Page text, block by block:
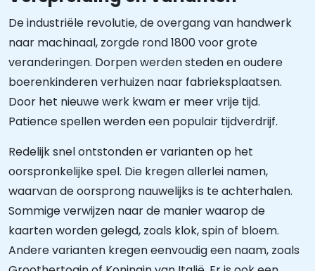
De industriële revolutie, de overgang van handwerk
naar machinaal, zorgde rond 1800 voor grote
veranderingen. Dorpen werden steden en oudere
boerenkinderen verhuizen naar fabrieksplaatsen.
Door het nieuwe werk kwam er meer vrije tijd.
Patience spellen werden een populair tijdverdrijf.
Redelijk snel ontstonden er varianten op het
oorspronkelijke spel. Die kregen allerlei namen,
waarvan de oorsprong nauwelijks is te achterhalen.
Sommige verwijzen naar de manier waarop de
kaarten worden gelegd, zoals klok, spin of bloem.
Andere varianten kregen eenvoudig een naam, zoals